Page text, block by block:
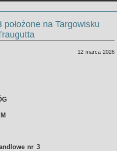
na Targowisku
12 marca 2026
nr 3